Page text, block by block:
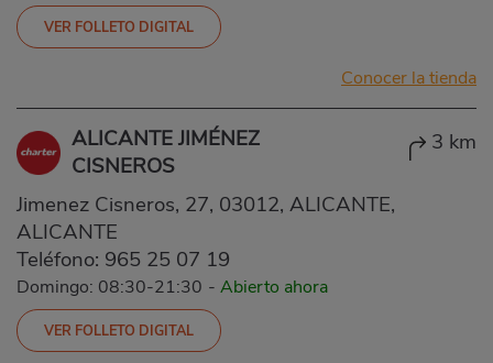
VER FOLLETO DIGITAL
Conocer la tienda
ALICANTE JIMÉNEZ
CISNEROS
3 km
Jimenez Cisneros, 27, 03012, ALICANTE,
ALICANTE
Teléfono: 965 25 07 19
Domingo: 08:30-21:30 - Abierto ahora
VER FOLLETO DIGITAL